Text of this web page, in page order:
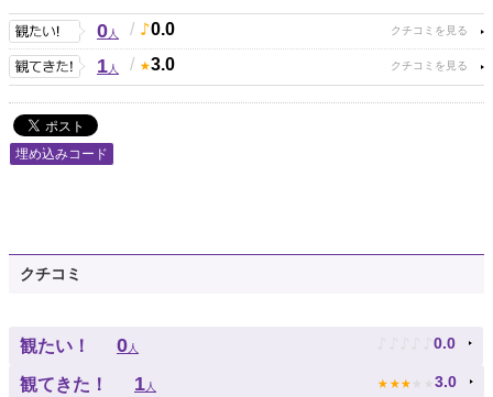
0人 / 0.0
1人 / 3.0
埋め込みコード
クチコミ
観たい！ 0人 ♪ ♪ ♪ ♪ ♪ 0.0
観てきた！ 1人 ★ ★ ★ ★ ★ 3.0